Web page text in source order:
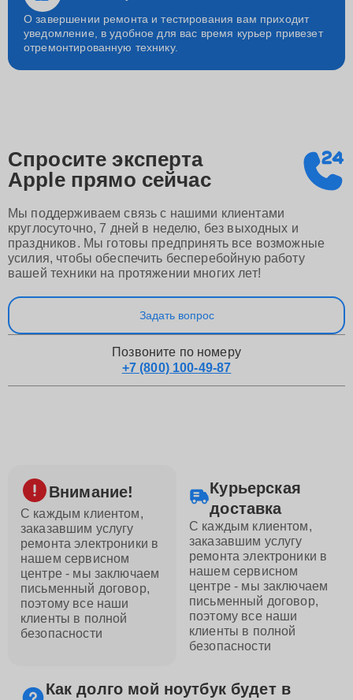
О завершении ремонта и тестирования вам приходит
уведомление, в удобное для вас время курьер привезет
отремонтированную технику.
Спросите эксперта
Apple прямо сейчас
Мы поддерживаем связь с нашими клиентами
круглосуточно, 7 дней в неделю, без выходных и
праздников. Мы готовы предпринять все возможные
усилия, чтобы обеспечить бесперебойную работу
вашей техники на протяжении многих лет!
Задать вопрос
Позвоните по номеру
+7 (800) 100-49-87
Внимание!
С каждым клиентом,
заказавшим услугу
ремонта электроники в
нашем сервисном
центре - мы заключаем
письменный договор,
поэтому все наши
клиенты в полной
безопасности
Курьерская
доставка
С каждым клиентом,
заказавшим услугу
ремонта электроники в
нашем сервисном
центре - мы заключаем
письменный договор,
поэтому все наши
клиенты в полной
безопасности
Как долго мой ноутбук будет в